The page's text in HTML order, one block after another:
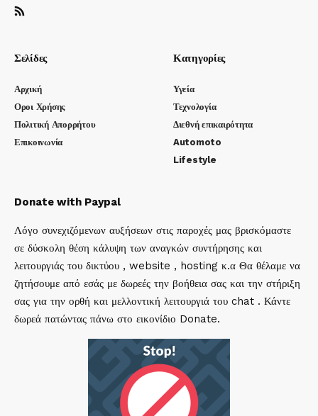
Σελίδες
Αρχική
Οροι Χρήσης
Πολιτική Απορρήτου
Επικοινωνία
Κατηγορίες
Υγεία
Τεχνολογία
Διεθνή επικαιρότητα
Automoto
Lifestyle
Donate with Paypal
Λόγο συνεχιζόμενων αυξήσεων στις παροχές μας βρισκόμαστε
σε δύσκολη θέση κάλυψη των αναγκών συντήρησης και
λειτουργιάς του δικτύου , website , hosting κ.α Θα θέλαμε να
ζητήσουμε από εσάς με δωρεές την βοήθεια σας και την στήριξη
σας για την ορθή και μελλοντική λειτουργιά του chat . Κάντε
δωρεά πατώντας πάνω στο εικονίδιο Donate.